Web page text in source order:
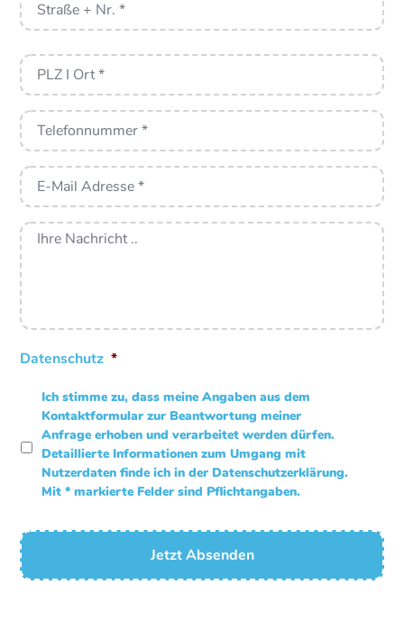
Ihre
Telefonnummer *
Ihre
E-
Mail
Adresse *
Nachricht
Datenschutz *
Ich stimme zu, dass meine Angaben aus dem
Kontaktformular zur Beantwortung meiner
Anfrage erhoben und verarbeitet werden dürfen.
Detaillierte Informationen zum Umgang mit
Nutzerdaten finde ich in der Datenschutzerklärung.
Mit * markierte Felder sind Pflichtangaben.